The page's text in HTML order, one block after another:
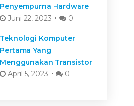
Penyempurna Hardware
Juni 22, 2023
0
Teknologi Komputer
Pertama Yang
Menggunakan Transistor
April 5, 2023
0